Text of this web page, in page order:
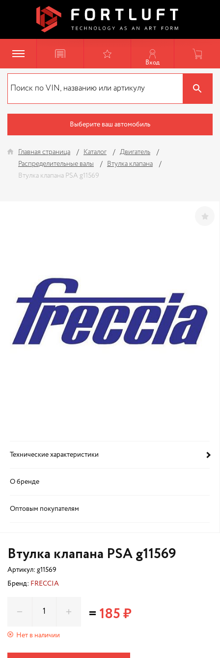
Вход
Выберите ваш автомобиль
Главная страница Каталог
Двигатель
Распределительные валы
Втулка клапана
Втулка клапана PSA g11569
Технические характеристики
О бренде
Оптовым покупателям
Втулка клапана PSA g11569
Артикул: g11569
Бренд: FRECCIA
Нет в наличии
=185 ₽